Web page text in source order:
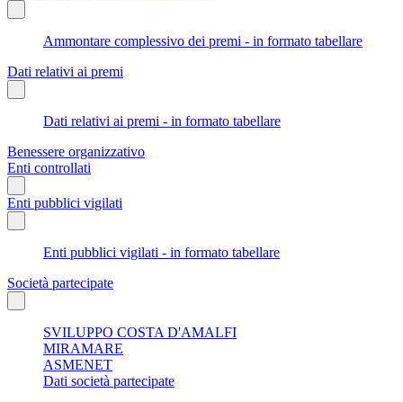
Ammontare complessivo dei premi - in formato tabellare
Dati relativi ai premi
Dati relativi ai premi - in formato tabellare
Benessere organizzativo
Enti controllati
Enti pubblici vigilati
Enti pubblici vigilati - in formato tabellare
Società partecipate
SVILUPPO COSTA D'AMALFI
MIRAMARE
ASMENET
Dati società partecipate